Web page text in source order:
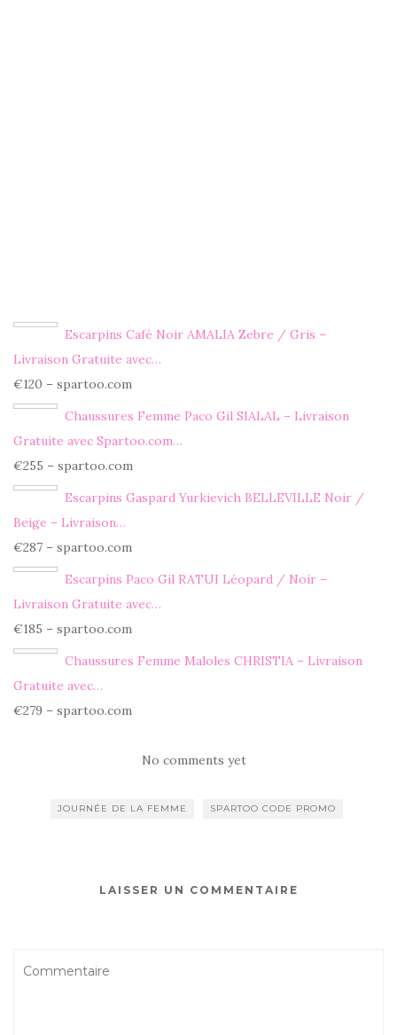
Escarpins Café Noir AMALIA Zebre / Gris –
Livraison Gratuite avec…
€120 – spartoo.com
Chaussures Femme Paco Gil SIALAL – Livraison
Gratuite avec Spartoo.com…
€255 – spartoo.com
Escarpins Gaspard Yurkievich BELLEVILLE Noir /
Beige – Livraison…
€287 – spartoo.com
Escarpins Paco Gil RATUI Léopard / Noir –
Livraison Gratuite avec…
€185 – spartoo.com
Chaussures Femme Maloles CHRISTIA – Livraison
Gratuite avec…
€279 – spartoo.com
No comments yet
JOURNÉE DE LA FEMME SPARTOO CODE PROMO
LAISSER UN COMMENTAIRE